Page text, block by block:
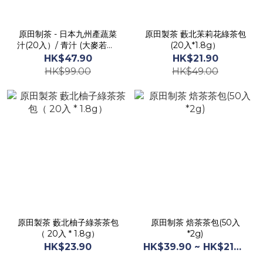
原田制茶 - 日本九州產蔬菜
汁(20入）/ 青汁 (大麥若葉 ,
羽衣甘藍 , 明日葉, 苦瓜) 新
舊包裝，隨機發貨
HK$47.90
HK$99.00
原田製茶 藪北苿莉花綠茶包
(20入*1.8g）
HK$21.90
HK$49.00
原田製茶 藪北柚子綠茶茶包
（ 20入 * 1.8g）
HK$23.90
原田制茶 焙茶茶包(50入
*2g)
HK$39.90 ~ HK$219.00